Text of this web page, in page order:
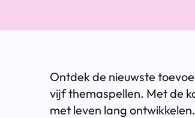
Ontdek de nieuwste
vijf themaspellen. Met de
met leven lang